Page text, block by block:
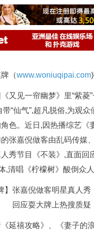
牌（www.woniuqipai.com
见一帘幽梦》里“紫菱”
“仙气”,超凡脱俗,为观
色。近日,因热播综艺《
张嘉倪做客由乱码传媒
秀节目《不装》,直面回
,清唱《柠檬树》酸倒众
禧攻略》、《妻子的